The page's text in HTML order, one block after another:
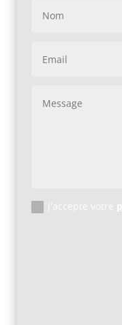
J'accepte votre